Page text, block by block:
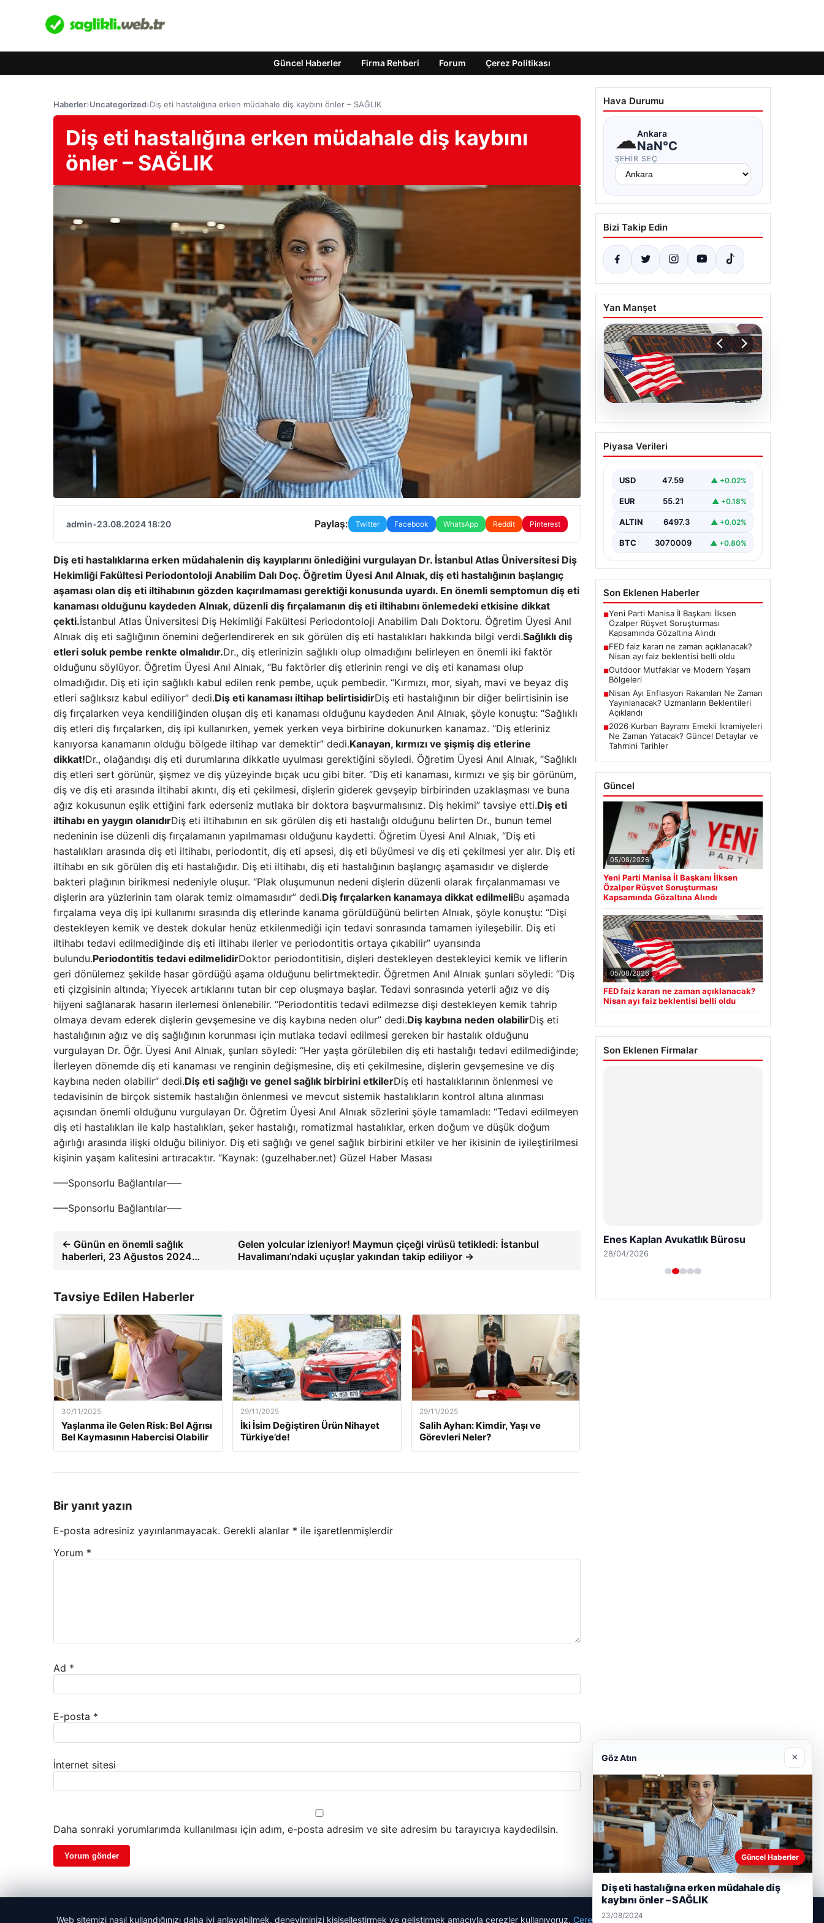
Güncel Haberler Firma Rehberi Forum Çerez Politikası
Haberler›Uncategorized›Diş eti hastalığına erken müdahale diş kaybını önler – SAĞLIK
Diş eti hastalığına erken müdahale diş kaybını
önler – SAĞLIK
admin•23.08.2024 18:20 Paylaş: Twitter Facebook WhatsApp Reddit Pinterest
Diş eti hastalıklarına erken müdahalenin diş kayıplarını önlediğini vurgulayan Dr. İstanbul Atlas Üniversitesi Diş
Hekimliği Fakültesi Periodontoloji Anabilim Dalı Doç. Öğretim Üyesi Anıl Alnıak, diş eti hastalığının başlangıç ​​
aşaması olan diş eti iltihabının gözden kaçırılmaması gerektiği konusunda uyardı. En önemli semptomun diş eti
kanaması olduğunu kaydeden Alnıak, düzenli diş fırçalamanın diş eti iltihabını önlemedeki etkisine dikkat
çekti.İstanbul Atlas Üniversitesi Diş Hekimliği Fakültesi Periodontoloji Anabilim Dalı Doktoru. Öğretim Üyesi Anıl
Alnıak diş eti sağlığının önemini değerlendirerek en sık görülen diş eti hastalıkları hakkında bilgi verdi.Sağlıklı diş
etleri soluk pembe renkte olmalıdır.Dr., diş etlerinizin sağlıklı olup olmadığını belirleyen en önemli iki faktör
olduğunu söylüyor. Öğretim Üyesi Anıl Alnıak, “Bu faktörler diş etlerinin rengi ve diş eti kanaması olup
olmadığıdır. Diş eti için sağlıklı kabul edilen renk pembe, uçuk pembedir. “Kırmızı, mor, siyah, mavi ve beyaz diş
etleri sağlıksız kabul ediliyor” dedi.Diş eti kanaması iltihap belirtisidirDiş eti hastalığının bir diğer belirtisinin ise
diş fırçalarken veya kendiliğinden oluşan diş eti kanaması olduğunu kaydeden Anıl Alnıak, şöyle konuştu: “Sağlıklı
diş etleri diş fırçalarken, diş ipi kullanırken, yemek yerken veya birbirine dokunurken kanamaz. “Diş etleriniz
kanıyorsa kanamanın olduğu bölgede iltihap var demektir” dedi.Kanayan, kırmızı ve şişmiş diş etlerine
dikkat!Dr., olağandışı diş eti durumlarına dikkatle uyulması gerektiğini söyledi. Öğretim Üyesi Anıl Alnıak, “Sağlıklı
diş etleri sert görünür, şişmez ve diş yüzeyinde bıçak ucu gibi biter. “Diş eti kanaması, kırmızı ve şiş bir görünüm,
diş ve diş eti arasında iltihabi akıntı, diş eti çekilmesi, dişlerin giderek gevşeyip birbirinden uzaklaşması ve buna
ağız kokusunun eşlik ettiğini fark ederseniz mutlaka bir doktora başvurmalısınız. Diş hekimi” tavsiye etti.Diş eti
iltihabı en yaygın olanıdırDiş eti iltihabının en sık görülen diş eti hastalığı olduğunu belirten Dr., bunun temel
nedeninin ise düzenli diş fırçalamanın yapılmaması olduğunu kaydetti. Öğretim Üyesi Anıl Alnıak, “Diş eti
hastalıkları arasında diş eti iltihabı, periodontit, diş eti apsesi, diş eti büyümesi ve diş eti çekilmesi yer alır. Diş eti
iltihabı en sık görülen diş eti hastalığıdır. Diş eti iltihabı, diş eti hastalığının başlangıç ​​aşamasıdır ve dişlerde
bakteri plağının birikmesi nedeniyle oluşur. “Plak oluşumunun nedeni dişlerin düzenli olarak fırçalanmaması ve
dişlerin ara yüzlerinin tam olarak temiz olmamasıdır” dedi.Diş fırçalarken kanamaya dikkat edilmeliBu aşamada
fırçalama veya diş ipi kullanımı sırasında diş etlerinde kanama görüldüğünü belirten Alnıak, şöyle konuştu: “Dişi
destekleyen kemik ve destek dokular henüz etkilenmediği için tedavi sonrasında tamamen iyileşebilir. Diş eti
iltihabı tedavi edilmediğinde diş eti iltihabı ilerler ve periodontitis ortaya çıkabilir” uyarısında
bulundu.Periodontitis tedavi edilmelidirDoktor periodontitisin, dişleri destekleyen destekleyici kemik ve liflerin
geri dönülemez şekilde hasar gördüğü aşama olduğunu belirtmektedir. Öğretmen Anıl Alnıak şunları söyledi: “Diş
eti çizgisinin altında; Yiyecek artıklarını tutan bir cep oluşmaya başlar. Tedavi sonrasında yeterli ağız ve diş
hijyeni sağlanarak hasarın ilerlemesi önlenebilir. “Periodontitis tedavi edilmezse dişi destekleyen kemik tahrip
olmaya devam ederek dişlerin gevşemesine ve diş kaybına neden olur” dedi.Diş kaybına neden olabilirDiş eti
hastalığının ağız ve diş sağlığının korunması için mutlaka tedavi edilmesi gereken bir hastalık olduğunu
vurgulayan Dr. Öğr. Üyesi Anıl Alnıak, şunları söyledi: “Her yaşta görülebilen diş eti hastalığı tedavi edilmediğinde;
İlerleyen dönemde diş eti kanaması ve renginin değişmesine, diş eti çekilmesine, dişlerin gevşemesine ve diş
kaybına neden olabilir” dedi.Diş eti sağlığı ve genel sağlık birbirini etkilerDiş eti hastalıklarının önlenmesi ve
tedavisinin de birçok sistemik hastalığın önlenmesi ve mevcut sistemik hastalıkların kontrol altına alınması
açısından önemli olduğunu vurgulayan Dr. Öğretim Üyesi Anıl Alnıak sözlerini şöyle tamamladı: “Tedavi edilmeyen
diş eti hastalıkları ile kalp hastalıkları, şeker hastalığı, romatizmal hastalıklar, erken doğum ve düşük doğum
ağırlığı arasında ilişki olduğu biliniyor. Diş eti sağlığı ve genel sağlık birbirini etkiler ve her ikisinin de iyileştirilmesi
kişinin yaşam kalitesini artıracaktır. “Kaynak: (guzelhaber.net) Güzel Haber Masası
—–Sponsorlu Bağlantılar—–
—–Sponsorlu Bağlantılar—–
← Günün en önemli sağlık
haberleri, 23 Ağustos 2024…
Gelen yolcular izleniyor! Maymun çiçeği virüsü tetikledi: İstanbul
Havalimanı’ndaki uçuşlar yakından takip ediliyor →
Tavsiye Edilen Haberler
30/11/2025
Yaşlanma ile Gelen Risk: Bel Ağrısı
Bel Kaymasının Habercisi Olabilir
29/11/2025
İki İsim Değiştiren Ürün Nihayet
Türkiye’de!
29/11/2025
Salih Ayhan: Kimdir, Yaşı ve
Görevleri Neler?
Bir yanıt yazın
E-posta adresiniz yayınlanmayacak. Gerekli alanlar * ile işaretlenmişlerdir
Yorum *
Ad *
E-posta *
İnternet sitesi
Daha sonraki yorumlarımda kullanılması için adım, e-posta adresim ve site adresim bu tarayıcıya kaydedilsin.
Hava Durumu
☁Ankara
NaN°C
ŞEHIR SEÇ
Bizi Takip Edin
Yan Manşet
05.08.2026
FED faiz kararı ne zaman
açıklanacak? Nisan ayı
Piyasa Verileri
USD 47.59 ▲ +0.02%
EUR 55.21 ▲ +0.18%
ALTIN 6497.3 ▲ +0.02%
BTC 3070009 ▲ +0.80%
Son Eklenen Haberler
■Yeni Parti Manisa İl Başkanı İlksen
Özalper Rüşvet Soruşturması
Kapsamında Gözaltına Alındı
■FED faiz kararı ne zaman açıklanacak?
Nisan ayı faiz beklentisi belli oldu
■Outdoor Mutfaklar ve Modern Yaşam
Bölgeleri
■Nisan Ayı Enflasyon Rakamları Ne Zaman
Yayınlanacak? Uzmanların Beklentileri
Açıklandı
■2026 Kurban Bayramı Emekli İkramiyeleri
Ne Zaman Yatacak? Güncel Detaylar ve
Tahmini Tarihler
Güncel
05/08/2026
Yeni Parti Manisa İl Başkanı İlksen
Özalper Rüşvet Soruşturması
Kapsamında Gözaltına Alındı
05/08/2026
FED faiz kararı ne zaman açıklanacak?
Nisan ayı faiz beklentisi belli oldu
Son Eklenen Firmalar
Enes Kaplan Avukatlık Bürosu
28/04/2026
Web sitemizi nasıl kullandığınızı daha iyi anlayabilmek, deneyiminizi kişiselleştirmek ve geliştirmek amacıyla çerezler kullanıyoruz. Çerez Politikamız
Göz Atın ×
Güncel Haberler
Diş eti hastalığına erken müdahale diş
kaybını önler – SAĞLIK
23/08/2024